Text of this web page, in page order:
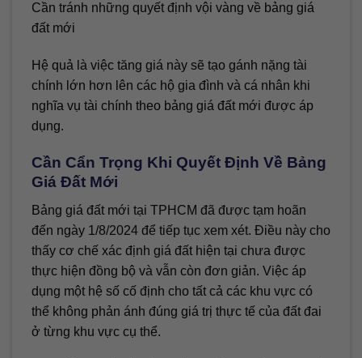
Cần tránh những quyết định vội vàng về bảng giá
đất mới
Hệ quả là việc tăng giá này sẽ tạo gánh nặng tài
chính lớn hơn lên các hộ gia đình và cá nhân khi
nghĩa vụ tài chính theo bảng giá đất mới được áp
dụng.
Cần Cẩn Trọng Khi Quyết Định Về Bảng
Giá Đất Mới
Bảng giá đất mới tại TPHCM đã được tạm hoãn
đến ngày 1/8/2024 để tiếp tục xem xét. Điều này cho
thấy cơ chế xác định giá đất hiện tại chưa được
thực hiện đồng bộ và vẫn còn đơn giản. Việc áp
dụng một hệ số cố định cho tất cả các khu vực có
thể không phản ánh đúng giá trị thực tế của đất đai
ở từng khu vực cụ thể.